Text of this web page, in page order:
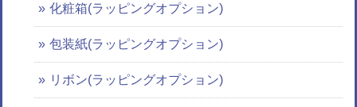
化粧箱(ラッピングオプション)
包装紙(ラッピングオプション)
リボン(ラッピングオプション)